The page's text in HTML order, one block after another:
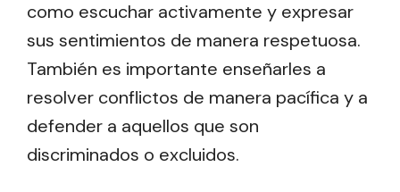
como escuchar activamente y expresar
sus sentimientos de manera respetuosa.
También es importante enseñarles a
resolver conflictos de manera pacífica y a
defender a aquellos que son
discriminados o excluidos.